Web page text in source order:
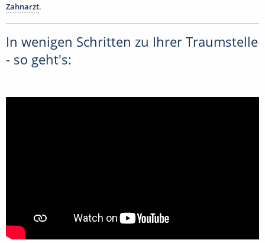
Zahnarzt.
In wenigen Schritten zu Ihrer Traumstelle
- so geht's: